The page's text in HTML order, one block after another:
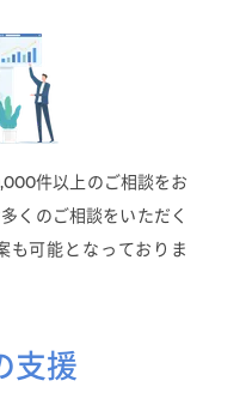
件以上のご相談をお
くのご相談をいただく
も可能となっておりま
支援